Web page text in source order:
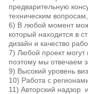
предварительную
техническим
6) В любой момент
который находится в
дизайн и качество
7) Любой проект могут
поэтому мы отвечаем
9) Высокий уровень
10) Работа с
11) Авторский надзор